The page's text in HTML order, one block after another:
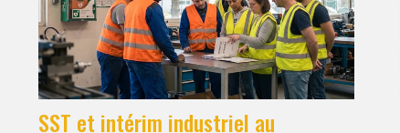
SST et intérim industriel au